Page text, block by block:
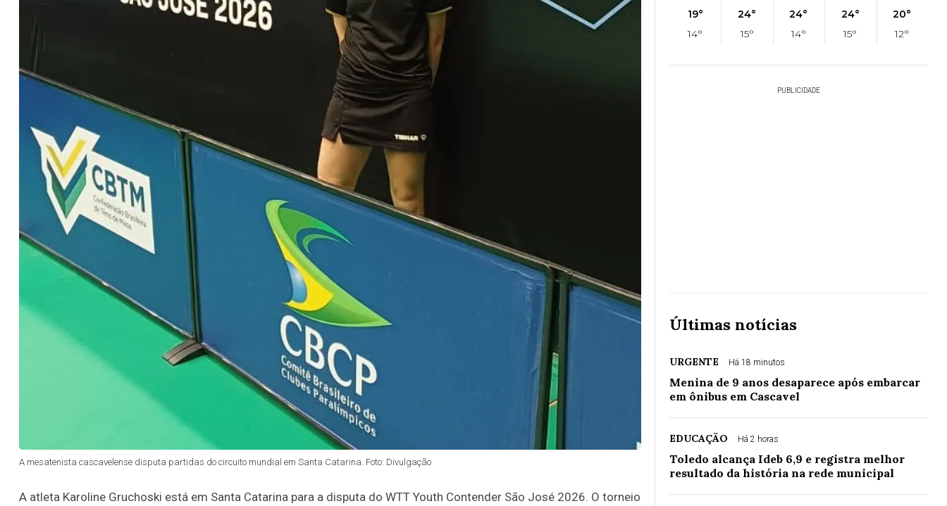
A mesatenista cascavelense disputa partidas do circuito mundial em Santa Catarina. Foto: Divulgação
A atleta Karoline Gruchoski está em Santa Catarina para a disputa do WTT Youth Contender São José 2026. O torneio
19°
14°
24°
15°
24°
14°
24°
15°
20°
12°
PUBLICIDADE
Últimas notícias
URGENTE Há 18 minutos
Menina de 9 anos desaparece após embarcar
em ônibus em Cascavel
EDUCAÇÃO Há 2 horas
Toledo alcança Ideb 6,9 e registra melhor
resultado da história na rede municipal